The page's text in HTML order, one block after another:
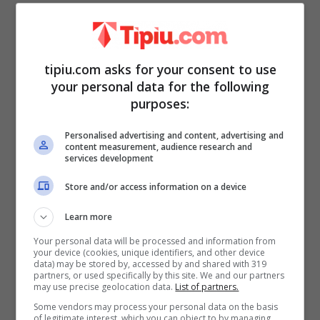
come ha investito i soldi e uncurioso
retroscena
relativo alla consegna
dell’ingente montepremi.
Come anticipato nel primo paragrafo,
Nicolò, complessivamente, si è messo in
tasca qualcosa come
ha materialmente incassati con modalità
alquanto insolite. Come reso noto dallo
stesso Nicolò, “dopo circa sei mesi mi è
arrivato il montepremi della prima vincita e
tipiu.com asks for your consent to use
your personal data for the following
purposes:
Personalised advertising and content, advertising and
content measurement, audience research and
services development
Store and/or access information on a device
Learn more
Your personal data will be processed and information from
your device (cookies, unique identifiers, and other device
data) may be stored by, accessed by and shared with 319
partners, or used specifically by this site. We and our partners
may use precise geolocation data. List of partners.
Some vendors may process your personal data on the basis